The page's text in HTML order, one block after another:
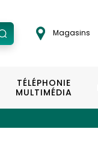
Magasins
TÉLÉPHONIE
MULTIMÉDIA